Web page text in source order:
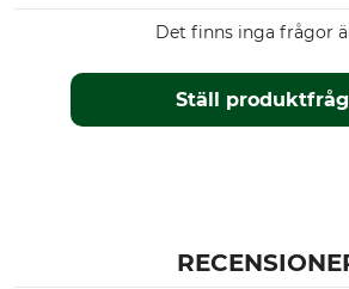
Ställ
Det finns inga frågor